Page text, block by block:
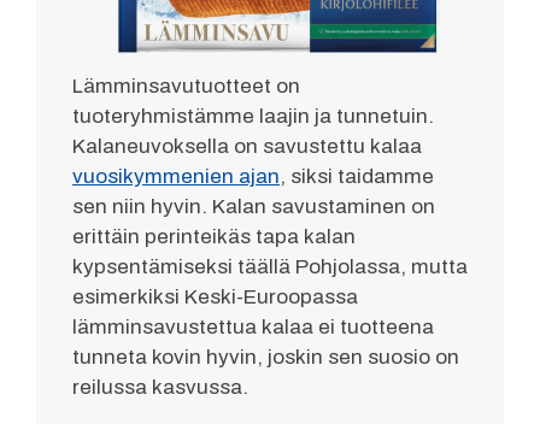
Lämminsavutuotteet on
tuoteryhmistämme laajin ja tunnetuin.
Kalaneuvoksella on savustettu kalaa
vuosikymmenien ajan, siksi taidamme
sen niin hyvin. Kalan savustaminen on
erittäin perinteikäs tapa kalan
kypsentämiseksi täällä Pohjolassa, mutta
esimerkiksi Keski-Euroopassa
lämminsavustettua kalaa ei tuotteena
tunneta kovin hyvin, joskin sen suosio on
reilussa kasvussa.